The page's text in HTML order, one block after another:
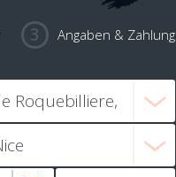
Angaben & Zahlung